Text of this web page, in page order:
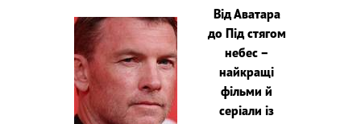
Від Аватара
до Під стягом
небес –
найкращі
фільми й
серіали із